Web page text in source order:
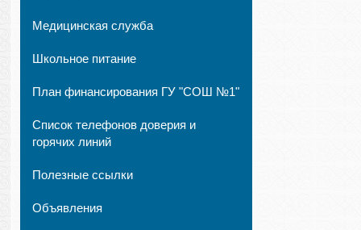
Медицинская служба
Школьное питание
План финансирования ГУ "СОШ №1"
Список телефонов доверия и
горячих линий
Полезные ссылки
Объявления